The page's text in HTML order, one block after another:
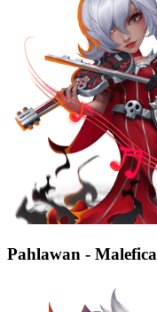
Pahlawan - Malefica